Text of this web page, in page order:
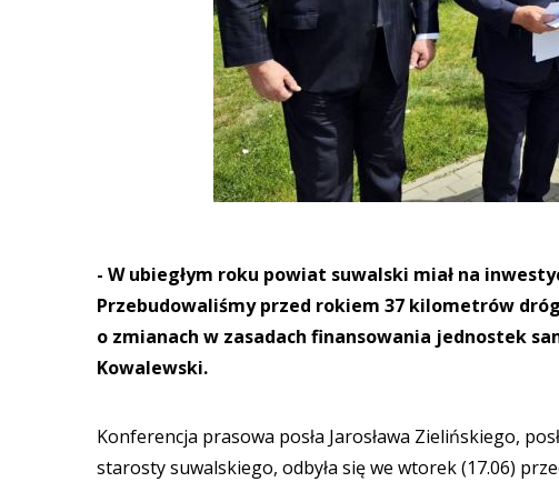
- W ubiegłym roku powiat suwalski miał na
Przebudowaliśmy przed rokiem 37 kilometrów
o zmianach w zasadach finansowania jednostek
Kowalewski.
Konferencja prasowa posła Jarosława Zielińskiego,
starosty suwalskiego, odbyła się we wtorek (17.06)